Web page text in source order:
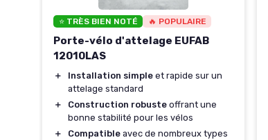
⭐ TRÈS BIEN NOTÉ 🔥 POPULAIRE
Porte-vélo d'attelage EUFAB
12010LAS
＋ Installation simple et rapide sur un
attelage standard
＋
Construction robuste offrant une
bonne stabilité pour les vélos
＋
Compatible avec de nombreux types